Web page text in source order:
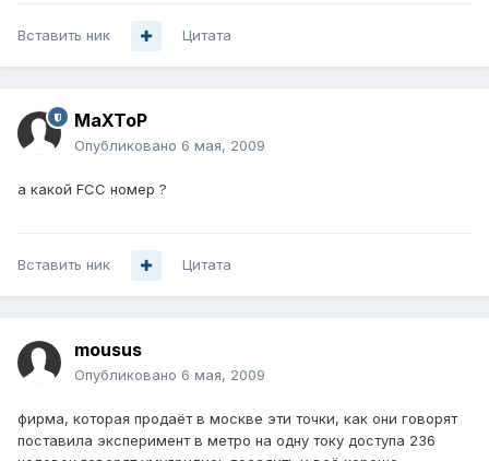
Вставить ник Цитата
MaXToP
Опубликовано 6 мая, 2009
а какой FCC номер ?
Вставить ник Цитата
mousus
Опубликовано 6 мая, 2009
фирма, которая продаёт в москве эти точки, как они говорят
поставила эксперимент в метро на одну току доступа 236